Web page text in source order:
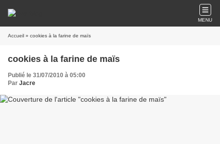
MENU
Accueil » cookies à la farine de maïs
cookies à la farine de maïs
Publié le 31/07/2010 à 05:00
Par Jacre